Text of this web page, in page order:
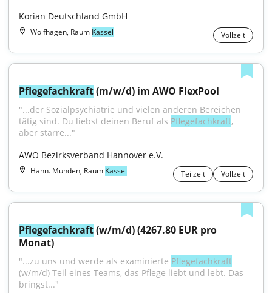
Korian Deutschland GmbH
Wolfhagen, Raum Kassel Vollzeit
Pflegefachkraft (m/w/d) im AWO FlexPool
"...der Sozialpsychiatrie und vielen anderen Bereichen
tätig sind. Du liebst deinen Beruf als Pflegefachkraft,
aber starre..."
AWO Bezirksverband Hannover e.V.
Hann. Münden, Raum Kassel Teilzeit Vollzeit
Pflegefachkraft (w/m/d) (4267.80 EUR pro
Monat)
"...zu uns und werde als examinierte Pflegefachkraft
(w/m/d) Teil eines Teams, das Pflege liebt und lebt. Das
bringst..."